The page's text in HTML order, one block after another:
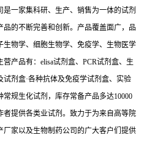
一家集科研、生产、销售为一体的试剂
的不断完善和创新。产品覆盖面广，品
生物学、细胞生物学、免疫学、生物医学
产品有：elisa试剂盒、PCR试剂盒、生
剂盒·各种抗体及免疫学试剂盒、实验
规生化试剂，库存常备产品多达10000
者提供各类业试剂。致力于为来自高等院
厂家以及生物制药公司的广大客户们提供